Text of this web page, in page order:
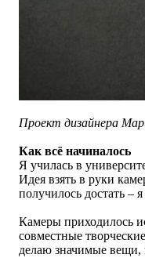
Проект дизайнера
Как всё начиналось
Я училась в
Идея взять в руки
получилось достать –
Камеры приходилось
совместные
делаю значимые вещи,